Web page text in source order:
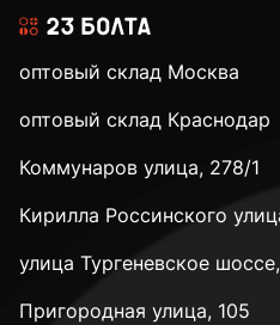
3,9 мм
4 мм
оптовый склад Москва
оптовый склад Краснодар
Коммунаров улица, 278/1
Кирилла Россинского
улица Тургеневское
Пригородная улица, 105